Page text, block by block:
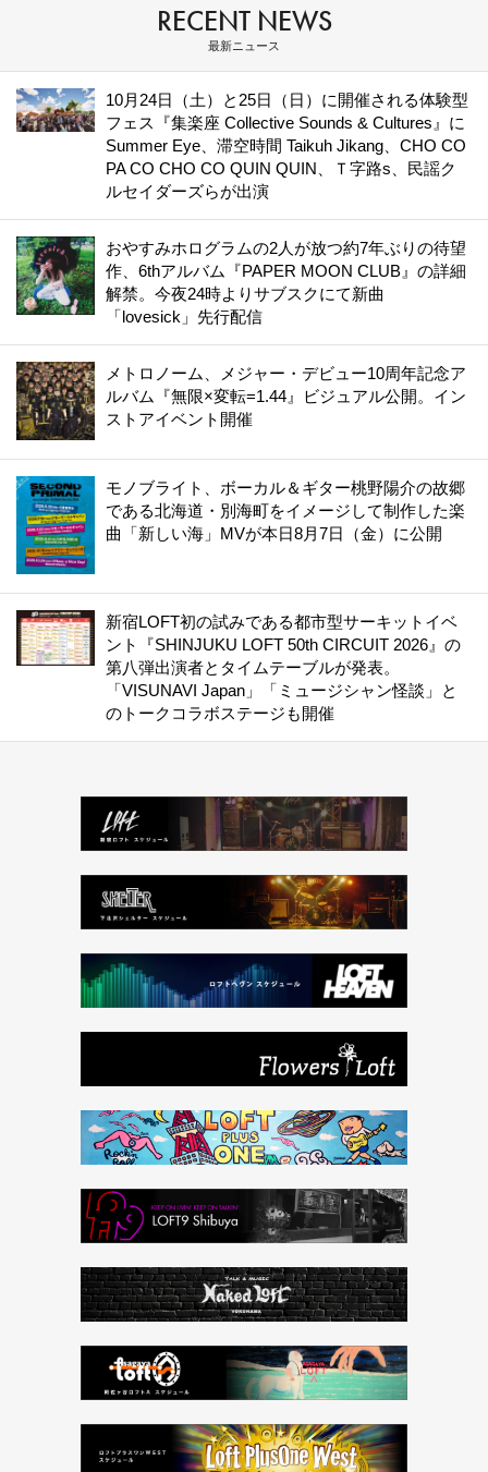
RECENT NEWS
最新ニュース
10月24日（土）と25日（日）に開催される体験型
フェス『集楽座 Collective Sounds & Cultures』に
Summer Eye、滞空時間 Taikuh Jikang、CHO CO
PA CO CHO CO QUIN QUIN、Ｔ字路s、民謡ク
ルセイダーズらが出演
おやすみホログラムの2人が放つ約7年ぶりの待望
作、6thアルバム『PAPER MOON CLUB』の詳細
解禁。今夜24時よりサブスクにて新曲
「lovesick」先行配信
メトロノーム、メジャー・デビュー10周年記念ア
ルバム『無限×変転=1.44』ビジュアル公開。イン
ストアイベント開催
モノブライト、ボーカル＆ギター桃野陽介の故郷
である北海道・別海町をイメージして制作した楽
曲「新しい海」MVが本日8月7日（金）に公開
新宿LOFT初の試みである都市型サーキットイベ
ント『SHINJUKU LOFT 50th CIRCUIT 2026』の
第八弾出演者とタイムテーブルが発表。
「VISUNAVI Japan」「ミュージシャン怪談」と
のトークコラボステージも開催